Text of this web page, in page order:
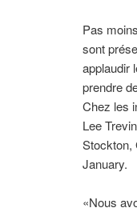
Pas
sont
applaudir
prendre
Chez les
Lee
Stockton,
January.
«Nous